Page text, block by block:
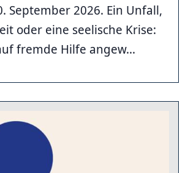
September 2026. Ein Unfall,
oder eine seelische Krise:
fremde Hilfe angew...